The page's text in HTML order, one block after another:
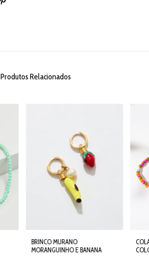
Produtos Relacionados
BRINCO MURANO
MORANGUINHO E BANANA